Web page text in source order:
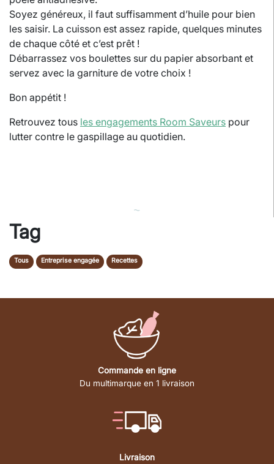
Soyez généreux, il faut suffisamment d’huile pour bien
les saisir. La cuisson est assez rapide, quelques minutes
de chaque côté et c’est prêt !
Débarrassez vos boulettes sur du papier absorbant et
servez avec la garniture de votre choix !
Bon appétit !
Retrouvez tous les engagements Room Saveurs pour
lutter contre le gaspillage au quotidien.
⁓
Tag
Tous Entreprise engagée Recettes
Commande en ligne
Du multimarque en 1 livraison
Livraison